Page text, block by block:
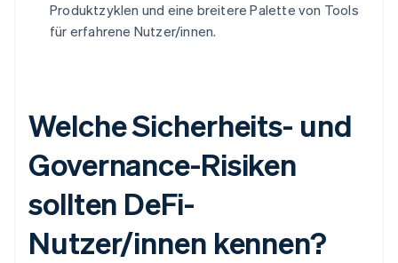
Produktzyklen und eine breitere Palette von Tools
für erfahrene Nutzer/innen.
Welche Sicherheits- und
Governance-Risiken
sollten DeFi-
Nutzer/innen kennen?